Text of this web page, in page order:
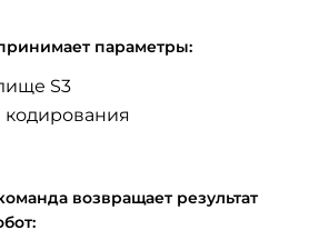
параметры:
S3
кодирования
возвращает результат